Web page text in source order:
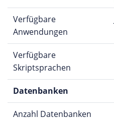
Verfügbare
Anwendungen
Verfügbare
Skriptsprachen
Datenbanken
Anzahl Datenbanken